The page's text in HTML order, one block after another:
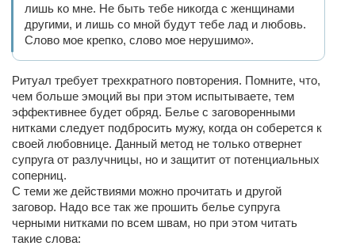
лишь ко мне. Не быть тебе никогда с женщинами
другими, и лишь со мной будут тебе лад и любовь.
Слово мое крепко, слово мое нерушимо».
Ритуал требует трехкратного повторения. Помните, что,
чем больше эмоций вы при этом испытываете, тем
эффективнее будет обряд. Белье с заговоренными
нитками следует подбросить мужу, когда он соберется к
своей любовнице. Данный метод не только отвернет
супруга от разлучницы, но и защитит от потенциальных
соперниц.
С теми же действиями можно прочитать и другой
заговор. Надо все так же прошить белье супруга
черными нитками по всем швам, но при этом читать
такие слова: